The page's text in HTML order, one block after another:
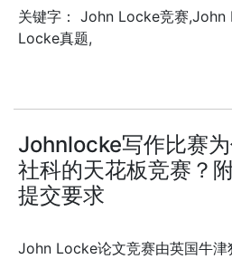
关键字： John Locke竞赛
Locke真题,
Johnlocke写作比赛
社科的天花板竞赛？
提交要求
John Locke论文竞赛由英国牛